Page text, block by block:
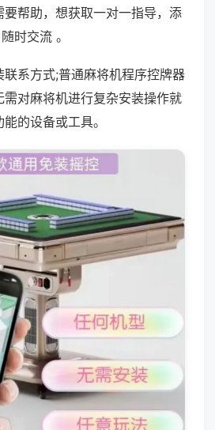
帮助，想获取一对一指导，添
时交流 。
系方式;普通麻将机程序控牌器
对麻将机进行复杂安装操作就
的设备或工具。